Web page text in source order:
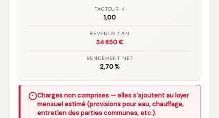
FACTEUR K
1,00
REVENUS / AN
34 650 €
RENDEMENT NET
2,70 %
Charges non comprises — elles s'ajoutent au loyer
mensuel estimé (provisions pour eau, chauffage,
entretien des parties communes, etc.).